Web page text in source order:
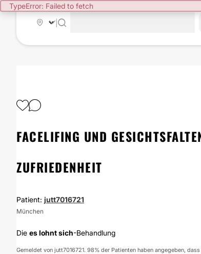
TypeError: Failed to fetch
FACELIFING UND
ZUFRIEDENHEIT
Patient: jutt7016721
München
Die es lohnt sich-Behandlung
Gemeldet von jutt7016721. 98% der Patienten haben angegeben, dass